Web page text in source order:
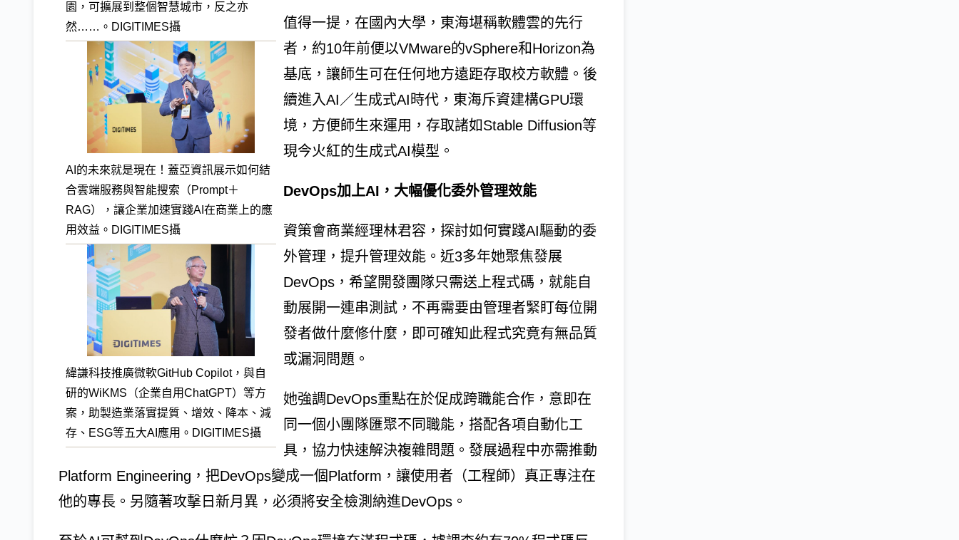
園，可擴展到整個智慧城市，反之亦
然……。DIGITIMES攝
AI的未來就是現在！蓋亞資訊展示如何結
合雲端服務與智能搜索（Prompt＋
RAG），讓企業加速實踐AI在商業上的應
用效益。DIGITIMES攝
緯謙科技推廣微軟GitHub Copilot，與自
研的WiKMS（企業自用ChatGPT）等方
案，助製造業落實提質、增效、降本、減
存、ESG等五大AI應用。DIGITIMES攝
值得一提，在國內大學，東海堪稱軟體雲的先行
者，約10年前便以VMware的vSphere和Horizon為
基底，讓師生可在任何地方遠距存取校方軟體。後
續進入AI／生成式AI時代，東海斥資建構GPU環
境，方便師生來運用，存取諸如Stable Diffusion等
現今火紅的生成式AI模型。
DevOps加上AI，大幅優化委外管理效能
資策會商業經理林君容，探討如何實踐AI驅動的委
外管理，提升管理效能。近3多年她聚焦發展
DevOps，希望開發團隊只需送上程式碼，就能自
動展開一連串測試，不再需要由管理者緊盯每位開
發者做什麼修什麼，即可確知此程式究竟有無品質
或漏洞問題。
她強調DevOps重點在於促成跨職能合作，意即在
同一個小團隊匯聚不同職能，搭配各項自動化工
具，協力快速解決複雜問題。發展過程中亦需推動
Platform Engineering，把DevOps變成一個Platform，讓使用者（工程師）真正專注在
他的專長。另隨著攻擊日新月異，必須將安全檢測納進DevOps。